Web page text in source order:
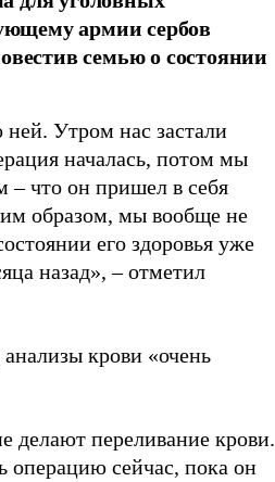
армии сербов
семью о состоянии
Утром нас застали
началась, потом мы
– что он пришел в себя
образом, мы вообще не
его здоровья уже
назад», – отметил
анализы крови «очень
делают переливание крови.
операцию сейчас, пока он